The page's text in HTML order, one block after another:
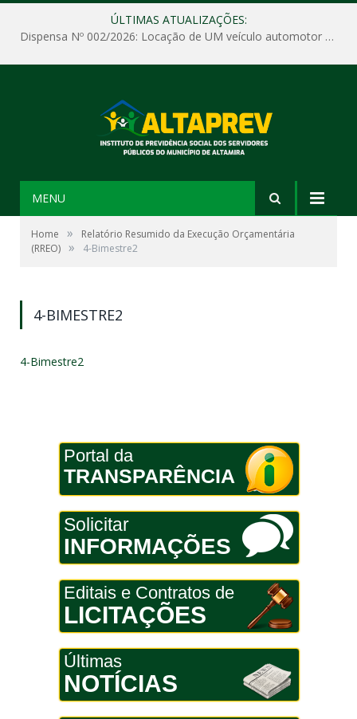
ÚLTIMAS ATUALIZAÇÕES:
Dispensa Nº 002/2026: Locação de UM veículo automotor sem motorista, tipo passeio, com seguro total e quilometragem livre, para atender as demandas operacionais e administrativas do Instituto de Previdência Social dos Servidores Públicos do Município de Altamira – PA – ALTAPREV.
MENU
Home »
Relatório Resumido da Execução Orçamentária
(RREO) » 4-Bimestre2
4-BIMESTRE2
4-Bimestre2
Portal da
TRANSPARÊNCIA
Solicitar
INFORMAÇÕES
Editais e Contratos de
LICITAÇÕES
Últimas
NOTÍCIAS